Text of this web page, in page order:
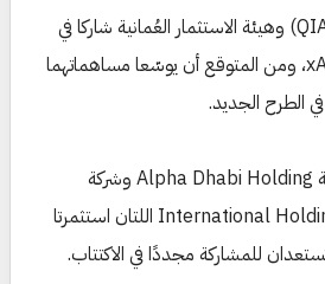
جهاز قطر للاستثمار (QIA) وهيئة الاستثمار العُمانية شاركا في
جولات تمويل سابقة لـxAI، ومن المتوقع أن يوسّعا مساهماتهما
في الطرح الجديد.
من الإمارات، شركة Alpha Dhabi Holding وشركة
International Holding Company (IHC) اللتان استثمرتا